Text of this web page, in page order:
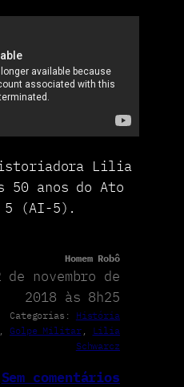
Lilia
50 anos do Ato
5 (AI-5).
Homem Robô
novembro de
2018 às 8h25
Categorias: História
, Golpe Militar, Lilia
Schwarcz
Sem comentários